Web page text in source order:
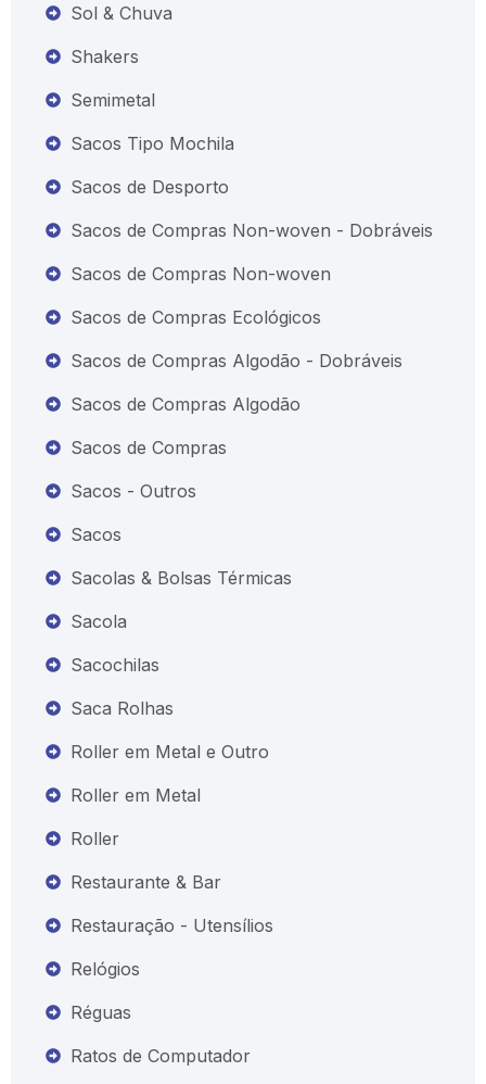
Sol & Chuva
Shakers
Semimetal
Sacos Tipo Mochila
Sacos de Desporto
Sacos de Compras Non-woven - Dobráveis
Sacos de Compras Non-woven
Sacos de Compras Ecológicos
Sacos de Compras Algodão - Dobráveis
Sacos de Compras Algodão
Sacos de Compras
Sacos - Outros
Sacos
Sacolas & Bolsas Térmicas
Sacola
Sacochilas
Saca Rolhas
Roller em Metal e Outro
Roller em Metal
Roller
Restaurante & Bar
Restauração - Utensílios
Relógios
Réguas
Ratos de Computador